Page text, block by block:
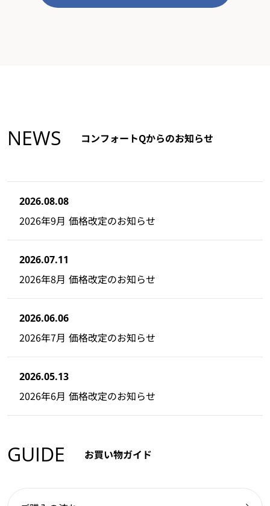
NEWS コンフォートQからのお知らせ
2026.08.08
2026年9月 価格改定のお知らせ
2026.07.11
2026年8月 価格改定のお知らせ
2026.06.06
2026年7月 価格改定のお知らせ
2026.05.13
2026年6月 価格改定のお知らせ
GUIDE お買い物ガイド